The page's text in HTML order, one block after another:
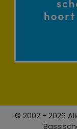
© 2002 - 2026